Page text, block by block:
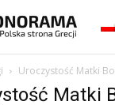
Uroczystość Matki
Matki